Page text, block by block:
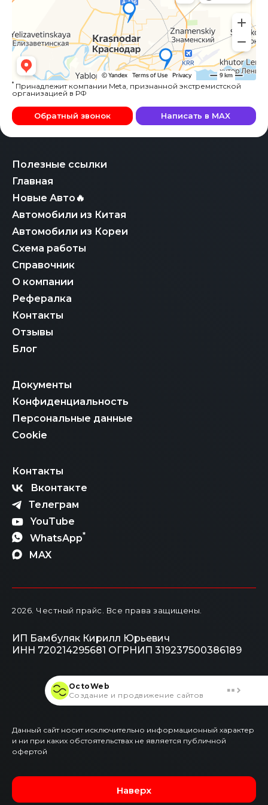
Полезные ссылки
Главная
Новые Авто🔥
Автомобили из Китая
Автомобили из Кореи
Схема работы
Справочник
О компании
Рефералка
Контакты
Отзывы
Блог
Документы
Конфиденциальность
Персональные данные
Cookie
Контакты
Вконтакте
Телеграм
YouTube
WhatsApp*
MAX
* Принадлежит компании Meta, признанной экстремистской
организацией в РФ
Обратный звонок Написать в MAX
2026 . Честный прайс. Все права защищены.
ИП Бамбуляк Кирилл Юрьевич
ИНН 720214295681 ОГРНИП 319237500386189
Данный сайт носит исключительно информационный характер
и ни при каких обстоятельствах не является публичной
офертой
Наверх
OctoWeb
Создание и продвижение сайтов